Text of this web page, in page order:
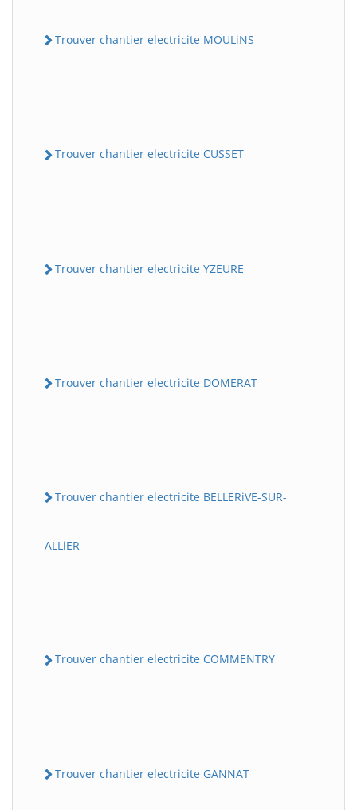
Trouver chantier electricite MOULiNS
Trouver chantier electricite CUSSET
Trouver chantier electricite YZEURE
Trouver chantier electricite DOMERAT
Trouver chantier electricite BELLERiVE-SUR-
ALLiER
Trouver chantier electricite COMMENTRY
Trouver chantier electricite GANNAT